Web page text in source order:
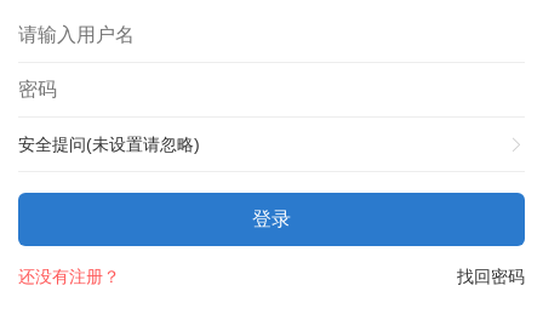
安全提问(未设置请忽略)
登录
找回密码
还没有注册？